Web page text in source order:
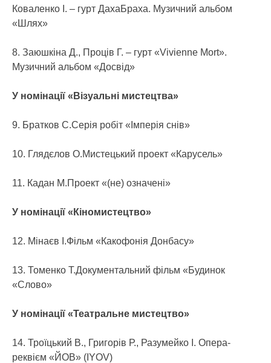
Коваленко І. – гурт ДахаБраха. Музичний альбом
«Шлях»
8. Заюшкіна Д., Проців Г. – гурт «Vivienne Mort».
Музичний альбом «Досвід»
У номінації «Візуальні мистецтва»
9. Братков С.Серія робіт «Імперія снів»
10. Глядєлов О.Мистецький проект «Карусель»
11. Кадан М.Проект «(не) означені»
У номінації «Кіномистецтво»
12. Мінаєв І.Фільм «Какофонія Донбасу»
13. Томенко Т.Документальний фільм «Будинок
«Слово»
У номінації «Театральне мистецтво»
14. Троїцький В., Григорів Р., Разумейко І. Опера-
реквієм «ЙОВ» (IYOV)